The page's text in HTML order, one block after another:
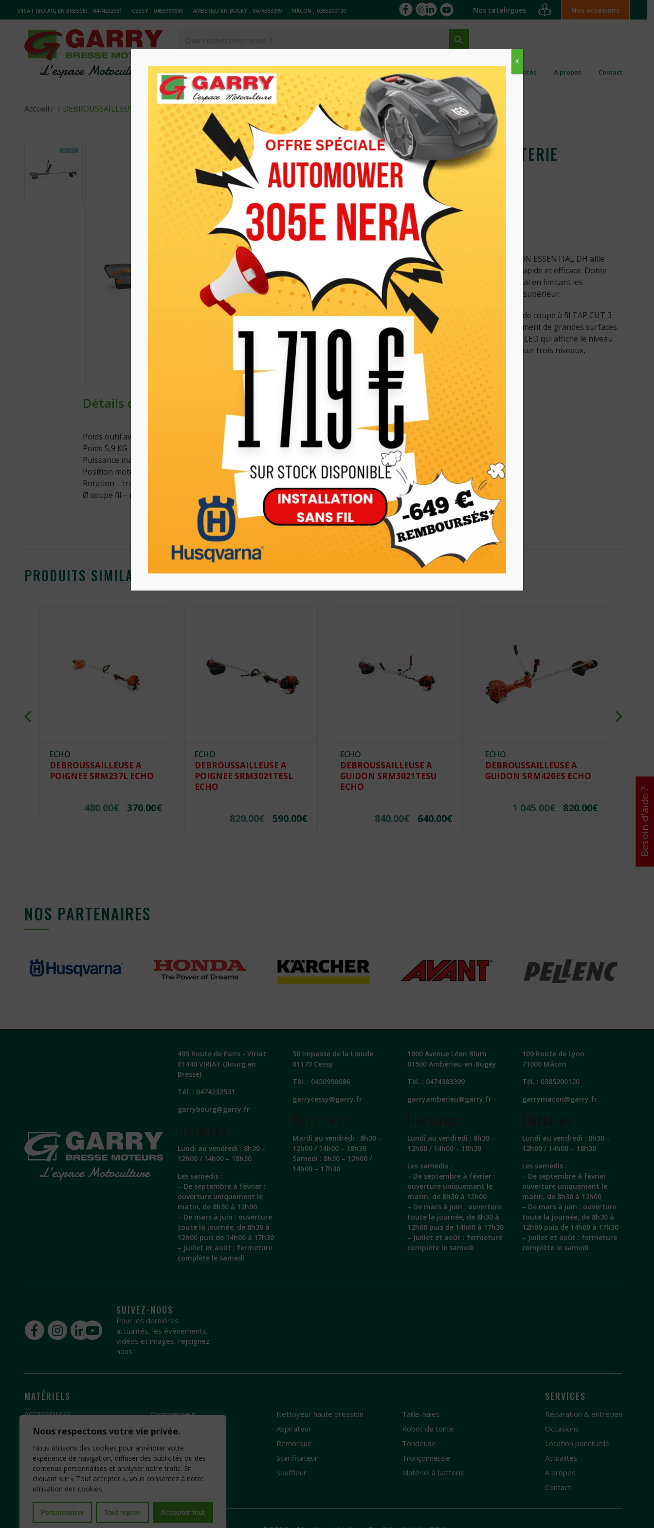
Nous respectons votre vie privée.
Nous utilisons des cookies pour améliorer votre
expérience de navigation, diffuser des publicités ou des
contenus personnalisés et analyser notre trafic. En
cliquant sur « Tout accepter », vous consentez à notre
utilisation des cookies.
Personnaliser Tout rejeter Accepter tout
Besoin d'aide ?
VIRIAT (BOURG EN BRESSE) : 0474232531 CESSY : 0450990686 AMBÉRIEU-EN-BUGEY : 0474383399 MÂCON : 0385200120 Nos catalogues Nos occasions
MATERIELS ACCESSOIRES Occasions Actualités A propos Contact
Accueil / / DEBROUSSAILLEUSE A BATTERIE EXCELION E DH PELLENC
Détails du produit
Poids outil avec carter et TAP CUT 3 –
Poids 5,9 KG
Puissance max – W 1 200
Position moteur Arrière
Rotation – tr/min – 3 vitesses 5 400 (vitesse 3)
Ø coupe fil – mm 460
DEBROUSSAILLEUSE A BATTERIE
EXCELION E DH PELLENC
570.00€
Caractéristiques principales
La débroussailleuse à batterie embarquée EXCELION ESSENTIAL DH allie
haute performance et ergonomie pour un travail rapide et efficace. Dotée
d’une poignée guidon, elle offre un équilibre optimal en limitant les
vibrations, garantissant ainsi un confort de travail supérieur.
Son puissant moteur brushless associé à une tête de coupe à fil TAP CUT 3
d’un diamètre de 460 mm permet de couvrir rapidement de grandes surfaces.
Pratiques, cette débroussailleuse intègre un écran LED qui affiche le niveau
de batterie et permet d’ajuster la vitesse de coupe sur trois niveaux,
s’adaptant ainsi aux différents types de travaux.
PRODUITS SIMILAIRES
ECHO
DEBROUSSAILLEUSE A
POIGNEE SRM237L ECHO
480.00€ 370.00€
ECHO
DEBROUSSAILLEUSE A
POIGNEE SRM3021TESL
ECHO
820.00€ 590.00€
ECHO
DEBROUSSAILLEUSE A
GUIDON SRM3021TESU
ECHO
840.00€ 640.00€
ECHO
DEBROUSSAILLEUSE A
GUIDON SRM420ES ECHO
1 045.00€ 820.00€
NOS PARTENAIRES
495 Route de Paris - Viriat
01440 VIRIAT (Bourg en
Bresse)
Tél. : 0474232531
garrybourg@garry.fr
Lundi au vendredi : 8h30 –
12h00 / 14h00 – 18h30
Les samedis :
– De septembre à février :
ouverture uniquement le
matin, de 8h30 à 12h00
– De mars à juin : ouverture
toute la journée, de 8h30 à
12h00 puis de 14h00 à 17h30
– Juillet et août : fermeture
complète le samedi
50 Impasse de la Lioude
01170 Cessy
Tél. : 0450990686
garrycessy@garry.fr
Mardi au vendredi : 8h30 –
12h00 / 14h00 – 18h30
Samedi : 8h30 – 12h00 /
14h00 – 17h30
1000 Avenue Léon Blum
01500 Ambérieu-en-Bugey
Tél. : 0474383399
garryamberieu@garry.fr
Lundi au vendredi : 8h30 –
12h00 / 14h00 – 18h30
Les samedis :
– De septembre à février :
ouverture uniquement le
matin, de 8h30 à 12h00
– De mars à juin : ouverture
toute la journée, de 8h30 à
12h00 puis de 14h00 à 17h30
– Juillet et août : fermeture
complète le samedi
109 Route de Lyon
71000 Mâcon
Tél. : 0385200120
garrymacon@garry.fr
Lundi au vendredi : 8h30 –
12h00 / 14h00 – 18h30
Les samedis :
– De septembre à février :
ouverture uniquement le
matin, de 8h30 à 12h00
– De mars à juin : ouverture
toute la journée, de 8h30 à
12h00 puis de 14h00 à 17h30
– Juillet et août : fermeture
complète le samedi
SUIVEZ-NOUS
Pour les dernières
actualités, les évènements,
vidéos et images, rejoignez-
nous !
MATÉRIELS
ACCESSOIRES
Broyeur
Débroussailleuse
Fendeuse de bûches
Scie
Compresseur
Groupe électrogène
Pompe à eau
Motobineuse
Motoculteur
Nettoyeur haute pression
Aspirateur
Remorque
Scarificateur
Souffleur
Taille-haies
Robot de tonte
Tondeuse
Tronçonneuse
Matériel à batterie
SERVICES
Réparation & entretien
Occasions
Location ponctuelle
Actualités
A propos
Contact
X